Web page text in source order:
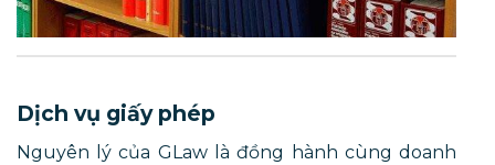
Dịch vụ giấy phép
Nguyên lý của GLaw là đồng hành cùng doanh